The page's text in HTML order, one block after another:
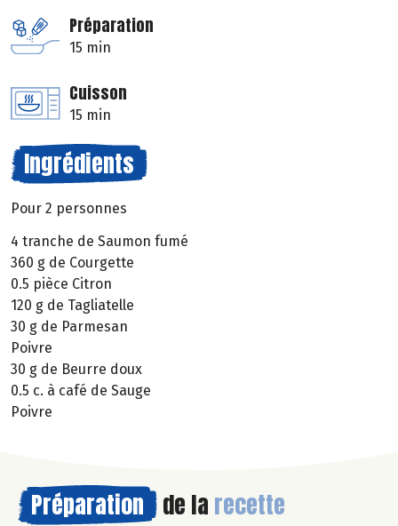
Préparation
15 min
Cuisson
15 min
Ingrédients
Pour 2 personnes
4 tranche de Saumon fumé
360 g de Courgette
0.5 pièce Citron
120 g de Tagliatelle
30 g de Parmesan
Poivre
30 g de Beurre doux
0.5 c. à café de Sauge
Poivre
Préparation de la recette